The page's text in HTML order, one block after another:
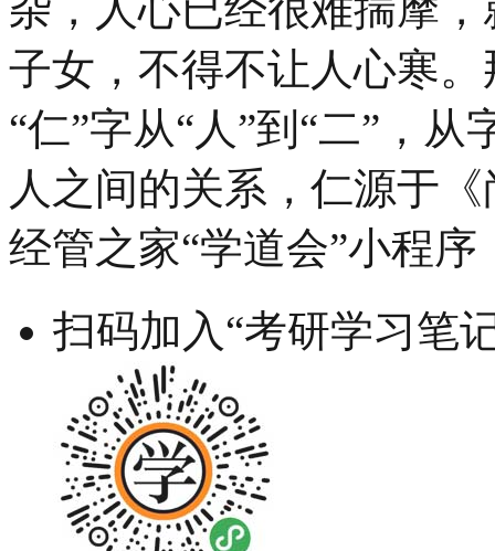
子女，不得不让人心寒
“仁”字从“人”到“二”，
人之间的关系，仁源于
经管之家“学道会”小程序
扫码加入“考研学习笔